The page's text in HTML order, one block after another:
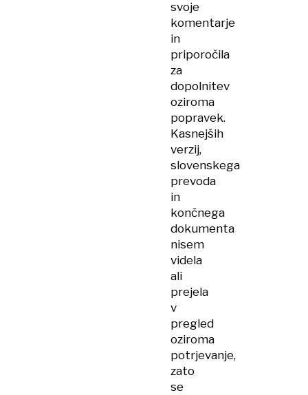
svoje
komentarje
in
priporočila
za
dopolnitev
oziroma
popravek.
Kasnejših
verzij,
slovenskega
prevoda
in
končnega
dokumenta
nisem
videla
ali
prejela
v
pregled
oziroma
potrjevanje,
zato
se